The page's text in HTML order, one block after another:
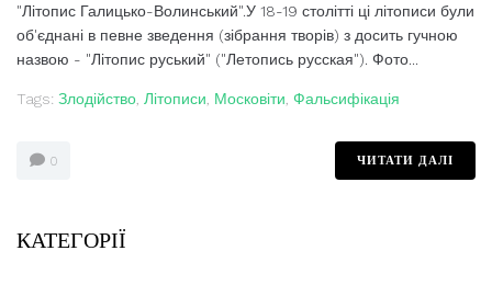
"Літопис Галицько-Волинський".У 18-19 столітті ці літописи були
об'єднані в певне зведення (зібрання творів) з досить гучною
назвою - "Літопис руський" ("Летопись русская"). Фото...
Tags: Злодійство Літописи Московіти Фальсифікація
0 ЧИТАТИ ДАЛІ
КАТЕГОРІЇ